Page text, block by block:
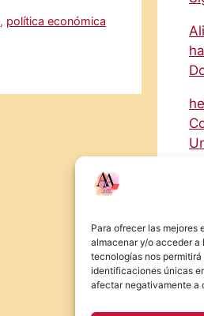
Para ofrecer las mejores
almacenar y/o acceder a
tecnologías nos
identificaciones únicas
afectar negativamente a
, política económica